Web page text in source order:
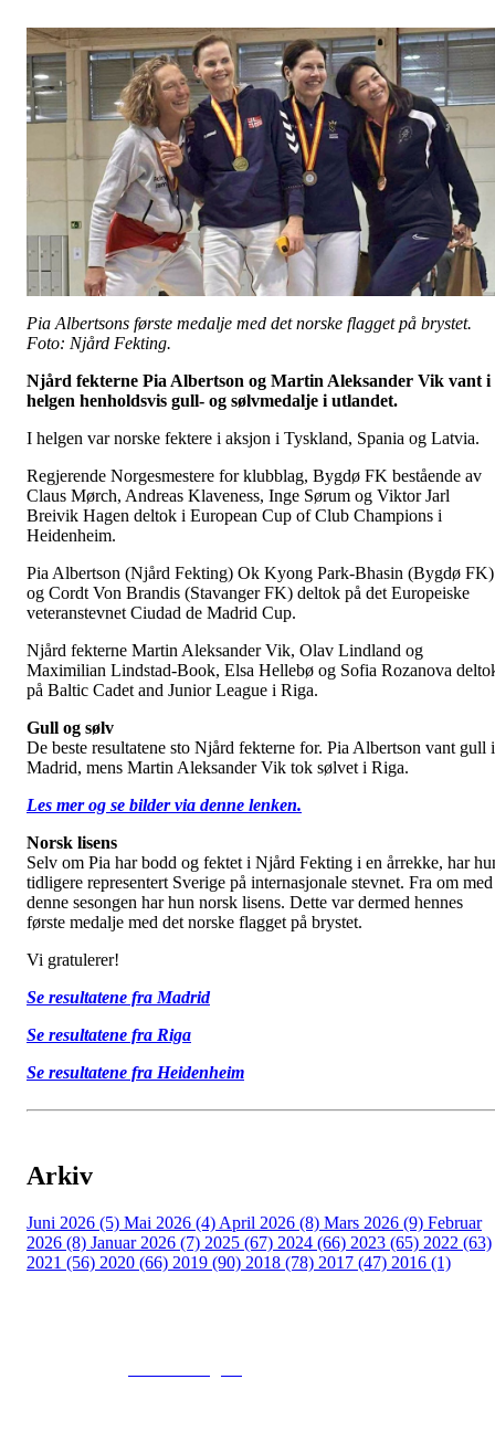
Pia Albertsons første medalje med det norske flagget på brystet.
Foto: Njård Fekting.
Njård fekterne Pia Albertson og Martin Aleksander Vik vant i
helgen henholdsvis gull- og sølvmedalje i utlandet.
I helgen var norske fektere i aksjon i Tyskland, Spania og Latvia.
Regjerende Norgesmestere for klubblag, Bygdø FK bestående av
Claus Mørch, Andreas Klaveness, Inge Sørum og Viktor Jarl
Breivik Hagen deltok i European Cup of Club Champions i
Heidenheim.
Pia Albertson (Njård Fekting) Ok Kyong Park-Bhasin (Bygdø FK)
og Cordt Von Brandis (Stavanger FK) deltok på det Europeiske
veteranstevnet Ciudad de Madrid Cup.
Njård fekterne Martin Aleksander Vik, Olav Lindland og
Maximilian Lindstad-Book, Elsa Hellebø og Sofia Rozanova
på Baltic Cadet and Junior League i Riga.
Gull og sølv
De beste resultatene sto Njård fekterne for. Pia Albertson vant gull i
Madrid, mens Martin Aleksander Vik tok sølvet i Riga.
Les mer og se bilder via denne lenken.
Norsk lisens
Selv om Pia har bodd og fektet i Njård Fekting i en årrekke, har
tidligere representert Sverige på internasjonale stevnet. Fra om med
denne sesongen har hun norsk lisens. Dette var dermed hennes
første medalje med det norske flagget på brystet.
Vi gratulerer!
Se resultatene fra Madrid
Se resultatene fra Riga
Se resultatene fra Heidenheim
Arkiv
Juni 2026 (5) Mai 2026 (4) April 2026 (8) Mars 2026 (9) Februar
2026 (8) Januar 2026 (7) 2025 (67) 2024 (66) 2023 (65) 2022 (63)
2021 (56) 2020 (66) 2019 (90) 2018 (78) 2017 (47) 2016 (1)